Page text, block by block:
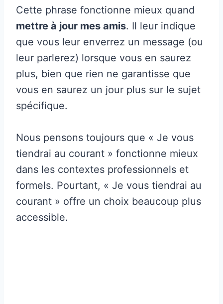
Cette phrase fonctionne mieux quand
mettre à jour mes amis. Il leur indique
que vous leur enverrez un message (ou
leur parlerez) lorsque vous en saurez
plus, bien que rien ne garantisse que
vous en saurez un jour plus sur le sujet
spécifique.
Nous pensons toujours que « Je vous
tiendrai au courant » fonctionne mieux
dans les contextes professionnels et
formels. Pourtant, « Je vous tiendrai au
courant » offre un choix beaucoup plus
accessible.